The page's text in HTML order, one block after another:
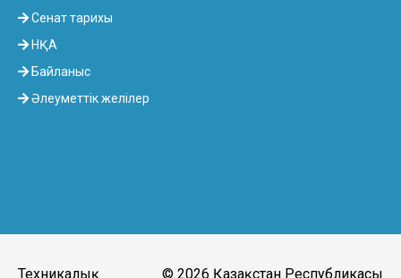
Сенат тарихы
НҚА
Байланыс
Әлеуметтік желілер
Техникалық © 2026 Қазақстан Республикасы